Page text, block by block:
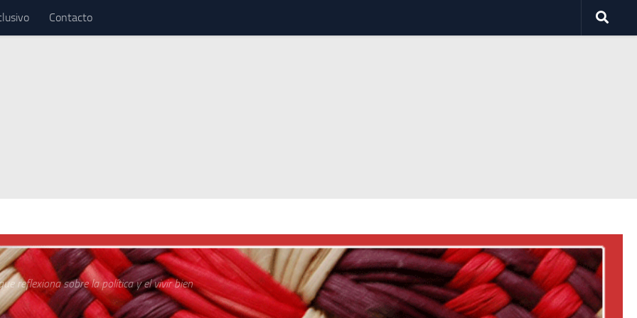
Contacto
reflexiona sobre la política y el vivir bien